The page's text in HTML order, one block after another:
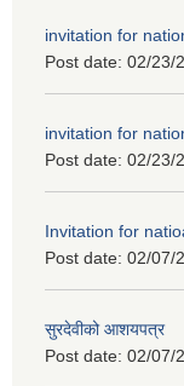
invitation for
Post date: 02/23/
invitation for
Post date: 02/23/
Invitation for
Post date: 02/07/
सुरदेवीको आशयपत्र
Post date: 02/07/